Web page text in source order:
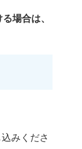
場合は、
みくださ